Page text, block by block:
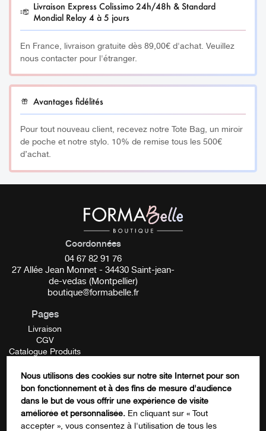
Livraison Express Colissimo 24h/48h & Standard
Mondial Relay 4 à 5 jours
En France, livraison gratuite dès 89,00€ d'achat. Veuillez
nous contacter pour l'étranger.
Avantages fidélités
Pour tout nouveau client, recevez notre Tote Bag, un miroir
de poche et notre stylo. 10% de remise tous les 500€
d’achat.
URL
Coordonnées
04 67 82 91 76
27 Allée Jean Monnet - 34430 Saint-jean-
de-vedas (Montpellier)
boutique@formabelle.fr
Pages
Livraison
CGV
Catalogue Produits
Contactez-nous
FORMATION
Nous utilisons des cookies sur notre site Internet pour son
bon fonctionnement et à des fins de mesure d'audience
dans le but de vous offrir une expérience de visite
améliorée et personnalisée. En cliquant sur « Tout
accepter », vous consentez à l'utilisation de tous les